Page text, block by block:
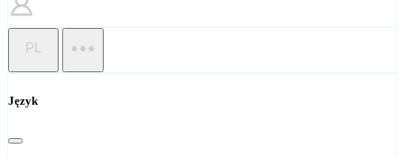
PL
Język